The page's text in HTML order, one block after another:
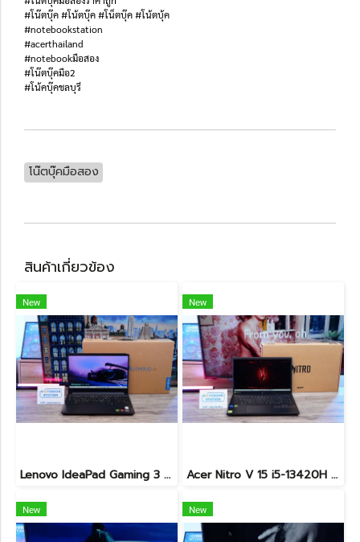
#โน๊ตบุ๊ค #โน้ตบุ๊ค #โน็ตบุ๊ค #โน้ตบุ้ค
#notebookstation
#acerthailand
#notebookมือสอง
#โน๊ตบุ๊คมือ2
#โน้คบุ๊คชลบุรี
โน๊ตบุ๊คมือสอง
สินค้าเกี่ยวข้อง
New
Lenovo IdeaPad Gaming 3 Ryzen5-5500H RAM16 RTX2050(4GB) 512GB M.2 จอ15.6 FHD 144Hz สเปคเกมมิ่ง คีย์บอร์ดไฟสีRGB เครื่องพร้อมใช้งาน ราคาเพียง 16,900.-
New
Acer Nitro V 15 i5-13420H Ram16 RTX2050(4GB) SSD512GB จอ15.6นิ้ว FHD 144Hz เกมมิ่งรุ่นใหม่ ดีไซน์ฝาหลังสุดเท่ มีประกันศูนย์2027 เครื่องพร้อมใช้งาน ราคาสุดคุ้มเพียง 17,990.-
New New